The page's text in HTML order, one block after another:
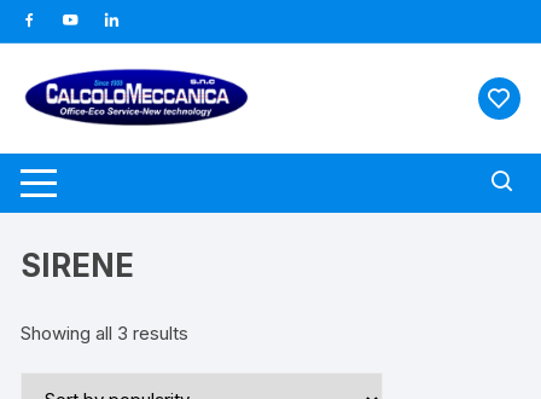
al
contenuto
SIRENE
Showing all 3 results